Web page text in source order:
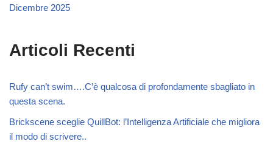
Dicembre 2025
Articoli Recenti
Rufy can’t swim….C’è qualcosa di profondamente sbagliato in
questa scena.
Brickscene sceglie QuillBot: l’Intelligenza Artificiale che migliora
il modo di scrivere..